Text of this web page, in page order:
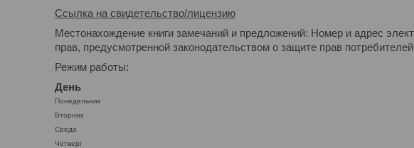
Ссылка на свидетельство/лицензию
Местонахождение книги замечаний и предложений: Номер и адрес
прав, предусмотренной законодательством о защите прав
Режим работы:
День
Понедельник
Вторник
Среда
Четверг